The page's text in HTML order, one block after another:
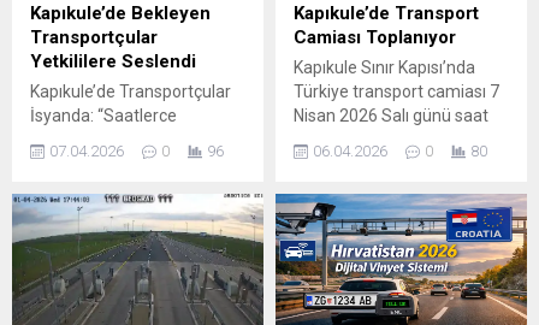
Kapıkule’de Bekleyen
Transportçular
Yetkililere Seslendi
Kapıkule’de Transportçular
İsyanda: “Saatlerce
Değişmeli” Dün Sılakeş
duyuruda, Kapıkule Sınır
Kapısı’nda transportçuların
yaşadıkları sorunlara dikkat
çekmek amacıyla protesto
eylemi yapılacağı
07.04.2026 0 96
Kapıkule’de Transport
Camiası Toplanıyor
Kapıkule Sınır Kapısı’nda
Türkiye transport camiası 7
Nisan 2026 Salı günü saat
Sektör temsilcileri
Kapıkule’de Transport
Camiasından Ortak
Buluşma Türkiye’de
uluslararası taşımacılık
sektöründe faaliyet
06.04.2026 0 80